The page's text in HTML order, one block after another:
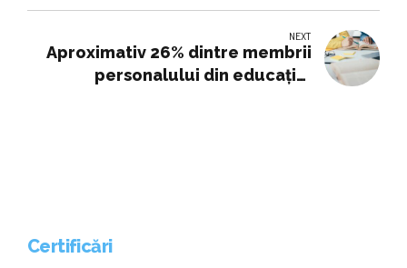
NEXT
Aproximativ 26% dintre membrii
personalului din educaţie,
Certificări